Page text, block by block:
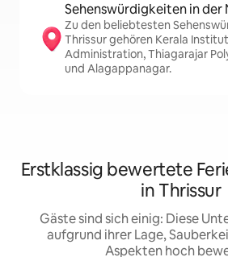
Sehenswürdigkeiten in der
Zu den beliebtesten
Thrissur gehören Kerala
Administration, Thiagarajar
und Alagappanagar.
Erstklassig bewertete
in Thrissur
Gäste sind sich einig: Diese
aufgrund ihrer Lage,
Aspekten hoch